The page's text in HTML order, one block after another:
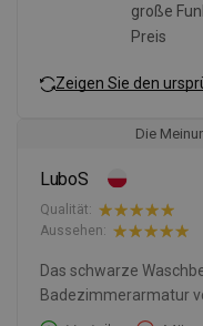
große
Preis
Zeigen Sie den
Die
LuboS
Qualität:
Aussehen:
Das schwarze
Badezimmerarmatur